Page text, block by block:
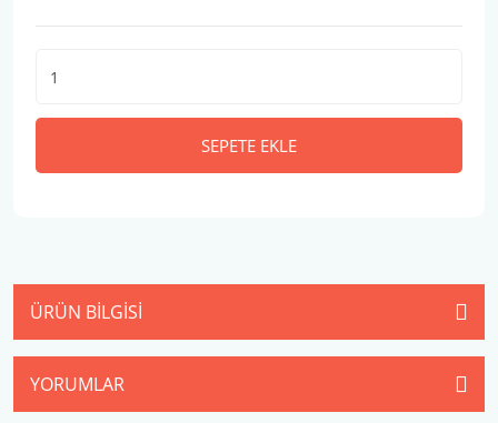
SEPETE EKLE
ÜRÜN BILGISI
YORUMLAR